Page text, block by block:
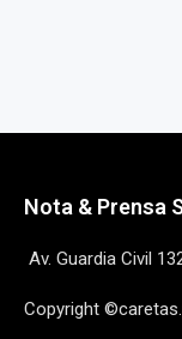
Nota & Prensa
Av. Guardia Civil
Copyright